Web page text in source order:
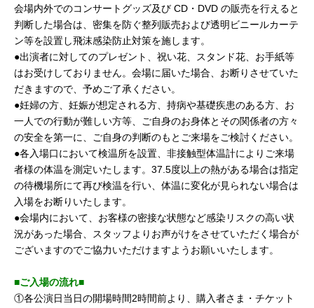
会場内外でのコンサートグッズ及び CD・DVD の販売を行えると
判断した場合は、密集を防ぐ整列販売および透明ビニールカーテ
ン等を設置し飛沫感染防止対策を施します。
●出演者に対してのプレゼント、祝い花、スタンド花、お手紙等
はお受けしておりません。会場に届いた場合、お断りさせていた
だきますので、予めご了承ください。
●妊婦の方、妊娠が想定される方、持病や基礎疾患のある方、お
一人での行動が難しい方等、ご自身のお身体とその関係者の方々
の安全を第一に、ご自身の判断のもとご来場をご検討ください。
●各入場口において検温所を設置、非接触型体温計によりご来場
者様の体温を測定いたします。37.5度以上の熱がある場合は指定
の待機場所にて再び検温を行い、体温に変化が見られない場合は
入場をお断りいたします。
●会場内において、お客様の密接な状態など感染リスクの高い状
況があった場合、スタッフよりお声がけをさせていただく場合が
ございますのでご協力いただけますようお願いいたします。
■ご入場の流れ■
①各公演日当日の開場時間2時間前より、購入者さま・チケット